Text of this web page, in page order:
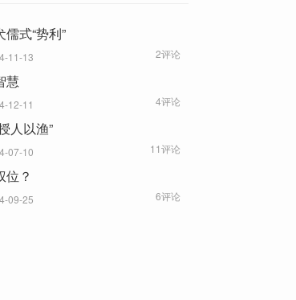
式“势利”
11-13 2评论
慧
12-11 4评论
人以渔”
07-10 11评论
位？
09-25 6评论